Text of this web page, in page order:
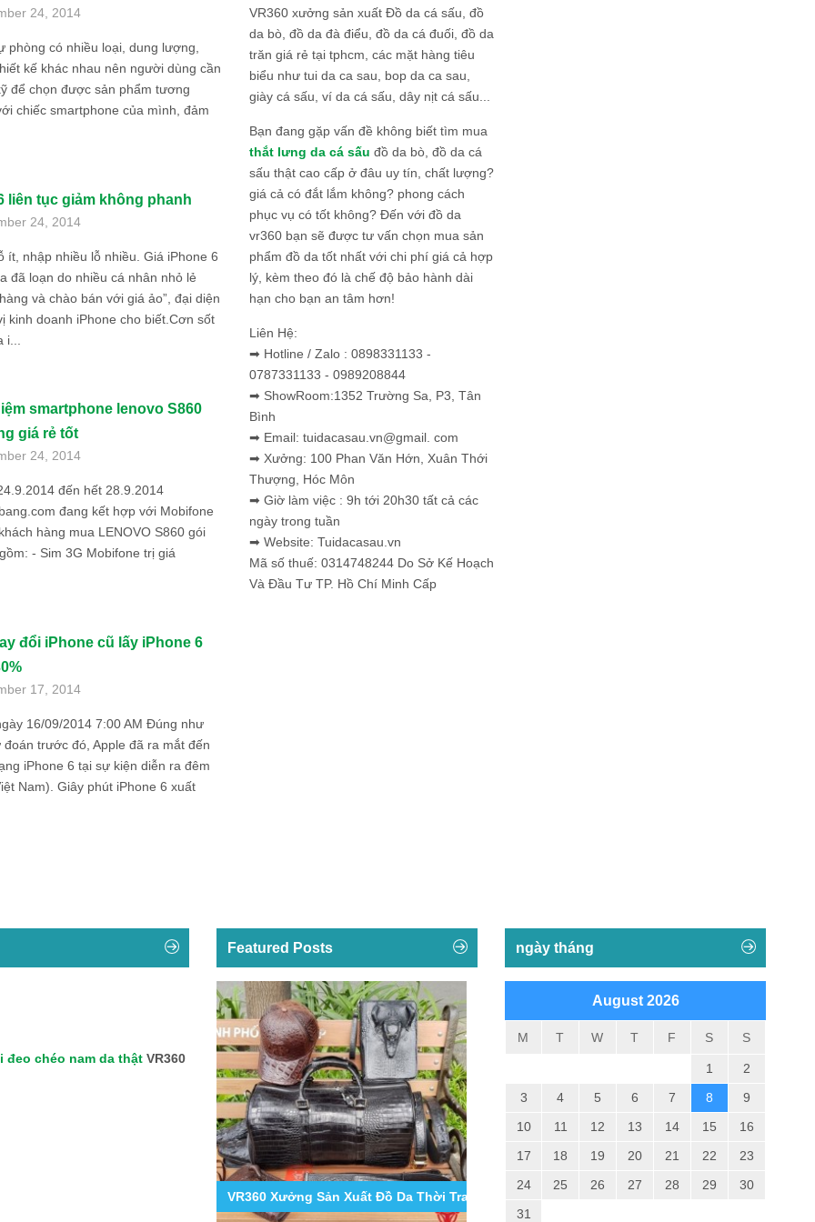
24, 2014
phòng có nhiều loại, dung lượng,
kế khác nhau nên người dùng cần
để chọn được sản phẩm tương
chiếc smartphone của mình, đảm
liên tục giảm không phanh
24, 2014
ít, nhập nhiều lỗ nhiều. Giá iPhone 6
đã loạn do nhiều cá nhân nhỏ lẻ
và chào bán với giá ảo”, đại diện
kinh doanh iPhone cho biết.Cơn sốt
i...
smartphone lenovo S860
giá rẻ tốt
24, 2014
đến hết 28.9.2014
đang kết hợp với Mobifone
hàng mua LENOVO S860 gói
- Sim 3G Mobifone trị giá
đổi iPhone cũ lấy iPhone 6
17, 2014
16/09/2014 7:00 AM Đúng như
trước đó, Apple đã ra mắt đến
iPhone 6 tại sự kiện diễn ra đêm
Nam). Giây phút iPhone 6 xuất
VR360 xưởng sản xuất Đồ da cá sấu, đồ
da bò, đồ da đà điểu, đồ da cá đuối, đồ da
trăn giá rẻ tại tphcm, các mặt hàng tiêu
biểu như tui da ca sau, bop da ca sau,
giày cá sấu, ví da cá sấu, dây nịt cá sấu...
Bạn đang gặp vấn đề không biết tìm mua
thắt lưng da cá sấu đồ da bò, đồ da cá
sấu thật cao cấp ở đâu uy tín, chất lượng?
giá cả có đắt lắm không? phong cách
phục vụ có tốt không? Đến với đồ da
vr360 bạn sẽ được tư vấn chọn mua sản
phẩm đồ da tốt nhất với chi phí giá cả hợp
lý, kèm theo đó là chế độ bảo hành dài
hạn cho bạn an tâm hơn!
Liên Hệ:
➡ Hotline / Zalo : 0898331133 -
0787331133 - 0989208844
➡ ShowRoom:1352 Trường Sa, P3, Tân
Bình
➡ Email: tuidacasau.vn@gmail. com
➡ Xưởng: 100 Phan Văn Hớn, Xuân Thới
Thượng, Hóc Môn
➡ Giờ làm việc : 9h tới 20h30 tất cả các
ngày trong tuần
➡ Website: Tuidacasau.vn
Mã số thuế: 0314748244 Do Sở Kế Hoạch
Và Đầu Tư TP. Hồ Chí Minh Cấp
đeo chéo nam da thật VR360
Featured Posts
Hợp Các Mẫu Ốp Lưng Da Cá Sấu Iphone 11,12,13,14...VR360 Xưởng Sản Xuất Đồ Da Thời Trang Cho Nam Tốt Nhất...
ngày tháng
August 2026
M T W T F S S
1
2
3
4 5 6 7 8
9
10
11 12 13 14 15
16
17
18 19 20 21 22
23
24
25 26 27 28 29
30
31